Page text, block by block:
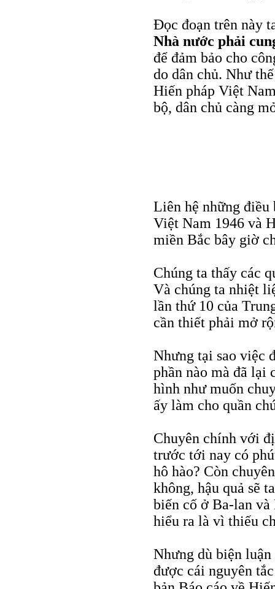
Đọc đoạn trên này
Nhà nước phải
để đảm bảo cho
do dân chủ. Như
Hiến pháp Việt
bộ, dân chủ càng
Liên hệ những điều
Việt Nam 1946 và
miền Bắc bây giờ
Chúng ta thấy các
Và chúng ta nhiệt
lần thứ 10 của
cần thiết phải mở
Nhưng tại sao việc
phần nào mà đã lại
hình như muốn
ấy làm cho quần
Chuyên chính với
trước tới nay có
hô hào? Còn
không, hậu quả sẽ
biến cố ở Ba-lan
hiểu ra là vì thiếu
Nhưng dù biện
được cái nguyên